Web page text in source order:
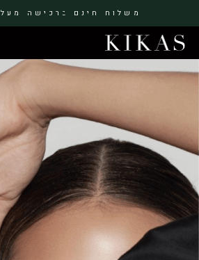
משלוח חינם ברכישה מעל 399 ש”ח